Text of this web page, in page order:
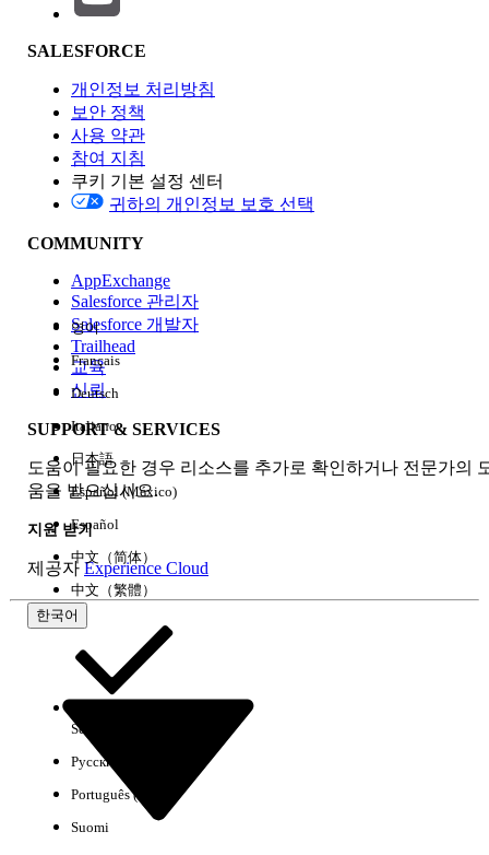
기능 영향
Edition
경험
SALESFORCE
개인정보 처리방침
보안 정책
사용 약관
참여 지침
쿠키 기본 설정 센터
귀하의 개인정보 보호 선택
COMMUNITY
AppExchange
Salesforce 관리자
Salesforce 개발자
Trailhead
교육
신뢰
SUPPORT & SERVICES
도움이 필요한 경우 리소스를 추가로 확인하거나 전문가의
움을 받으십시오.
지원 받기
제공자 Experience Cloud
한국어
영어
Français
Deutsch
Italiano
日本語
Español (México)
Español
中文（简体）
中文（繁體）
Select Org
Русский
Português (Brasil)
Suomi